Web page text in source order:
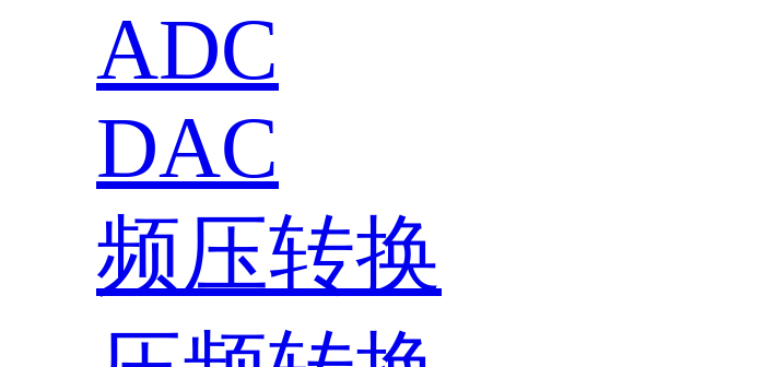
ADC
DAC
频压转换